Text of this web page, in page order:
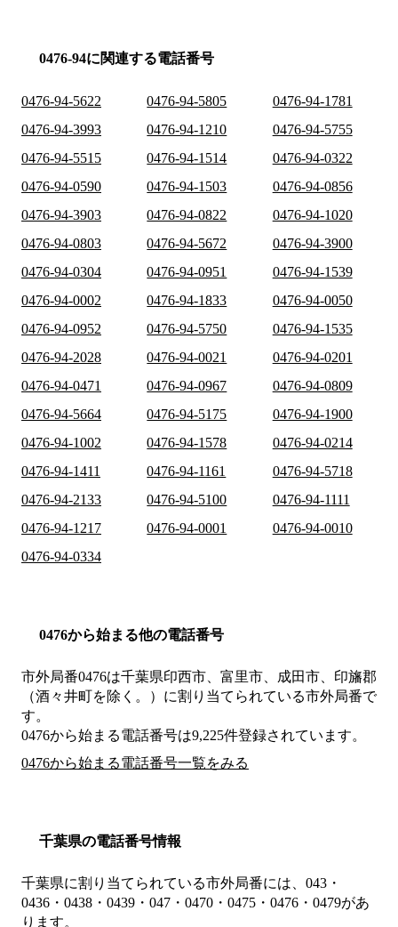
0476-94に関連する電話番号
0476-94-5622 0476-94-5805
0476-94-1781
0476-94-3993
0476-94-1210
0476-94-5755
0476-94-5515
0476-94-1514
0476-94-0322
0476-94-0590
0476-94-1503
0476-94-0856
0476-94-3903
0476-94-0822
0476-94-1020
0476-94-0803
0476-94-5672
0476-94-3900
0476-94-0304
0476-94-0951
0476-94-1539
0476-94-0002
0476-94-1833
0476-94-0050
0476-94-0952
0476-94-5750
0476-94-1535
0476-94-2028
0476-94-0021
0476-94-0201
0476-94-0471
0476-94-0967
0476-94-0809
0476-94-5664
0476-94-5175
0476-94-1900
0476-94-1002
0476-94-1578
0476-94-0214
0476-94-1411
0476-94-1161
0476-94-5718
0476-94-2133
0476-94-5100
0476-94-1111
0476-94-1217
0476-94-0001
0476-94-0010
0476-94-0334
0476から始まる他の電話番号
市外局番0476は千葉県印西市、富里市、成田市、印旛郡
（酒々井町を除く。） に割り当てられている市外局番で
す。
0476から始まる電話番号は9,225件登録されています。
0476から始まる電話番号一覧をみる
千葉県の電話番号情報
千葉県に割り当てられている市外局番には、043・
0436・0438・0439・047・0470・0475・0476・0479があ
ります。